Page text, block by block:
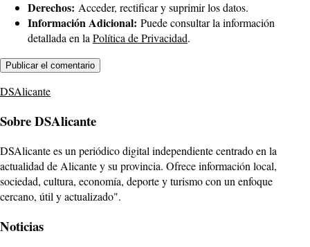
Derechos: Acceder, rectificar y suprimir los datos.
Información Adicional: Puede consultar la información
detallada en laPolítica de Privacidad.
DSAlicante
Sobre DSAlicante
DSAlicante es un periódico digital independiente centrado en la
actualidad de Alicante y su provincia. Ofrece información local,
sociedad, cultura, economía, deporte y turismo con un enfoque
cercano, útil y actualizado".
Noticias